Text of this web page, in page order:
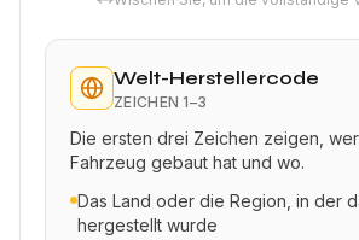
Welt-Herstellercode
ZEICHEN 1–3
Die ersten drei Zeichen zeigen,
Fahrzeug gebaut hat und wo.
Das Land oder die Region, in der
hergestellt wurde